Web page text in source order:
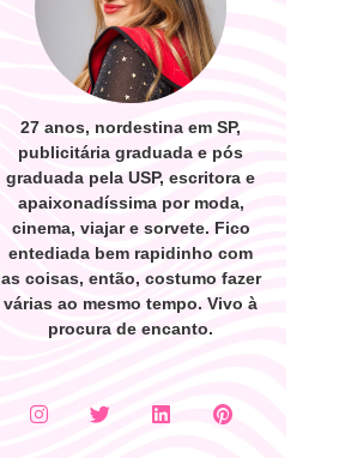
27 anos, nordestina em SP,
publicitária graduada e pós
graduada pela USP, escritora e
apaixonadíssima por moda,
cinema, viajar e sorvete. Fico
entediada bem rapidinho com
as coisas, então, costumo fazer
várias ao mesmo tempo. Vivo à
procura de encanto.